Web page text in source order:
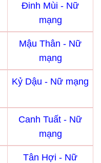
Đinh Mùi - Nữ
mạng
Mậu Thân - Nữ
mạng
Kỷ Dậu - Nữ mạng
Canh Tuất - Nữ
mạng
Tân Hợi - Nữ